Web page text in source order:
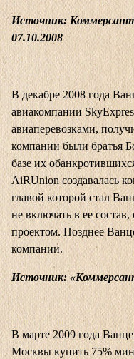
Источник:
07.10.2008
В декабре 2008 года
авиакомпании
авиаперевозками,
компании были братья
базе их
AiRUnion создавалась
главой которой стал
не включать в ее
проектом. Позднее
компании.
Источник:
В марте 2009 года
Москвы купить 75%